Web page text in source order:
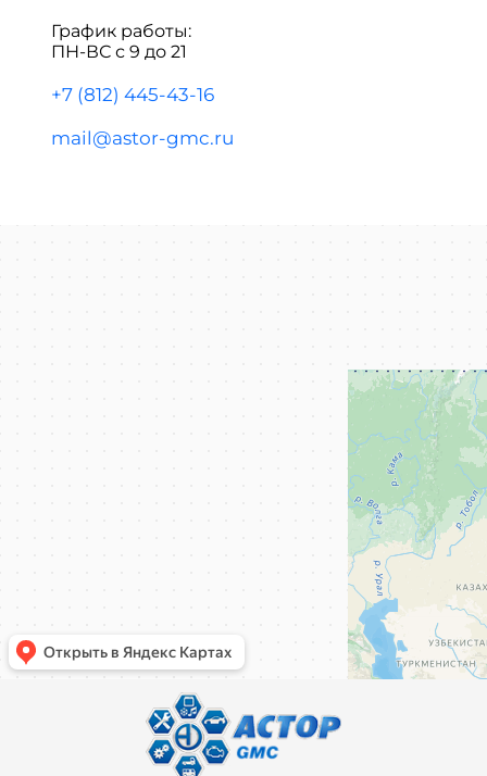
График работы:
ПН-ВС с 9 до 21
+7 (812) 445-43-16
mail@astor-gmc.ru